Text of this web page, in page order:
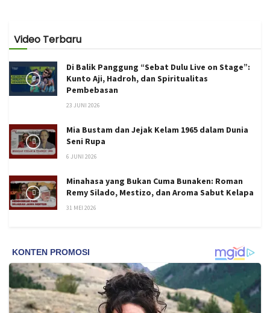
Video Terbaru
Di Balik Panggung “Sebat Dulu Live on Stage”:
Kunto Aji, Hadroh, dan Spiritualitas
Pembebasan
23 JUNI 2026
Mia Bustam dan Jejak Kelam 1965 dalam Dunia
Seni Rupa
6 JUNI 2026
Minahasa yang Bukan Cuma Bunaken: Roman
Remy Silado, Mestizo, dan Aroma Sabut Kelapa
31 MEI 2026